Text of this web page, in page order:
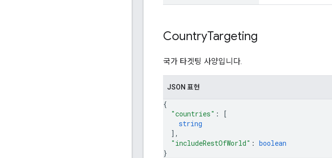
CountryTargeting
국가 타겟팅 사양입니다.
JSON 표현
{
"countries" :
[
string
] ,
"includeRestOfWorld" : boolean
}